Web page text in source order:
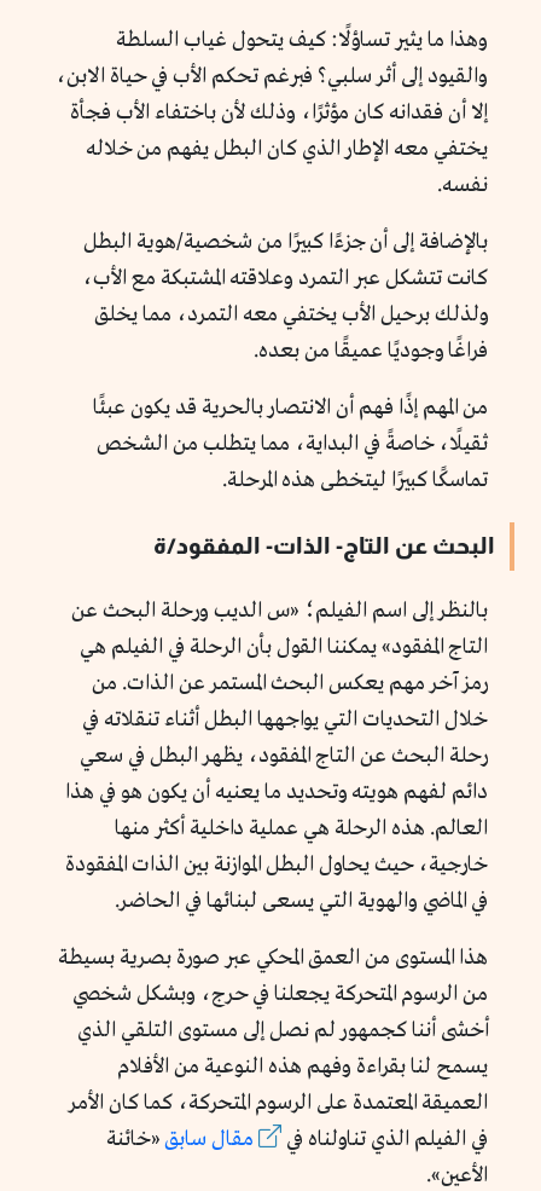
وهذا ما يثير تساؤلًا: كيف يتحول غياب السلطة
والقيود إلى أثر سلبي؟ فبرغم تحكم الأب في حياة الابن،
إلا أن فقدانه كان مؤثرًا، وذلك لأن باختفاء الأب فجأة
يختفي معه الإطار الذي كان البطل يفهم من خلاله
نفسه.
بالإضافة إلى أن جزءًا كبيرًا من شخصية/هوية البطل
كانت تتشكل عبر التمرد وعلاقته المشتبكة مع الأب،
ولذلك برحيل الأب يختفي معه التمرد، مما يخلق
فراغًا وجوديًا عميقًا من بعده.
من المهم إذًا فهم أن الانتصار بالحرية قد يكون عبئًا
ثقيلًا، خاصةً في البداية، مما يتطلب من الشخص
تماسكًا كبيرًا ليتخطى هذه المرحلة.
البحث عن التاج- الذات- المفقود/ة
بالنظر إلى اسم الفيلم؛ «س الديب ورحلة البحث عن
التاج المفقود» يمكننا القول بأن الرحلة في الفيلم هي
رمز آخر مهم يعكس البحث المستمر عن الذات. من
خلال التحديات التي يواجهها البطل أثناء تنقلاته في
رحلة البحث عن التاج المفقود، يظهر البطل في سعي
دائم لفهم هويته وتحديد ما يعنيه أن يكون هو في هذا
العالم. هذه الرحلة هي عملية داخلية أكثر منها
خارجية، حيث يحاول البطل الموازنة بين الذات المفقودة
في الماضي والهوية التي يسعى لبنائها في الحاضر.
هذا المستوى من العمق المحكي عبر صورة بصرية بسيطة
من الرسوم المتحركة يجعلنا في حرج، وبشكل شخصي
أخشى أننا كجمهور لم نصل إلى مستوى التلقي الذي
يسمح لنا بقراءة وفهم هذه النوعية من الأفلام
العميقة المعتمدة على الرسوم المتحركة، كما كان الأمر
في الفيلم الذي تناولناه في
مقال سابق«خائنة
الأعين».